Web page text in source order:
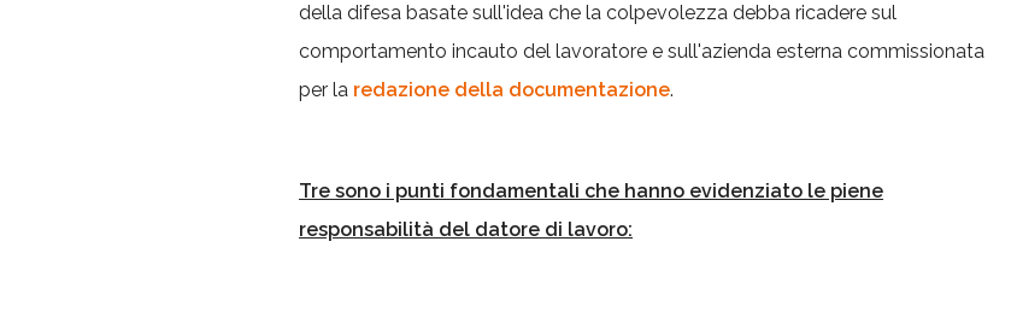
della difesa basate sull'idea che la colpevolezza debba ricadere sul
comportamento incauto del lavoratore e sull'azienda esterna commissionata
per la redazione della documentazione.
Tre sono i punti fondamentali che hanno evidenziato le piene
responsabilità del datore di lavoro: